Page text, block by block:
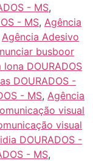
- MS,
- MS, Agência
Agência Adesivo
busboor
DOURADOS
DOURADOS -
- MS, Agência
visual
visual
DOURADOS -
- MS,